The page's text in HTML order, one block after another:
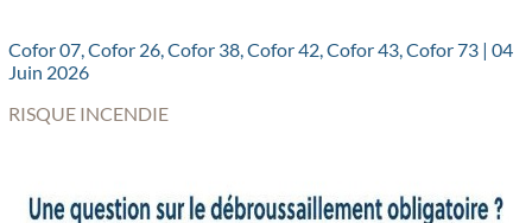
Cofor 07, Cofor 26, Cofor 38, Cofor 42, Cofor 43, Cofor 73 | 04
Juin 2026
RISQUE INCENDIE